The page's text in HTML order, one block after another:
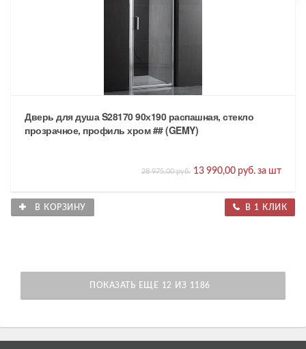
Дверь для душа S28170 90х190 распашная, стекло
прозрачное, профиль хром ## (GEMY)
28 975,00 руб. 13 990,00 руб. за шт
В КОРЗИНУ В 1 КЛИК
ПОКАЗАТЬ ЕЩЕ 12 ИЗ 1186